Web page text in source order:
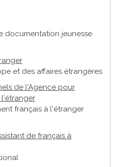
documentation jeunesse
et des affaires étrangères
de l'Agence pour
l'étranger
français à l'étranger
de français à